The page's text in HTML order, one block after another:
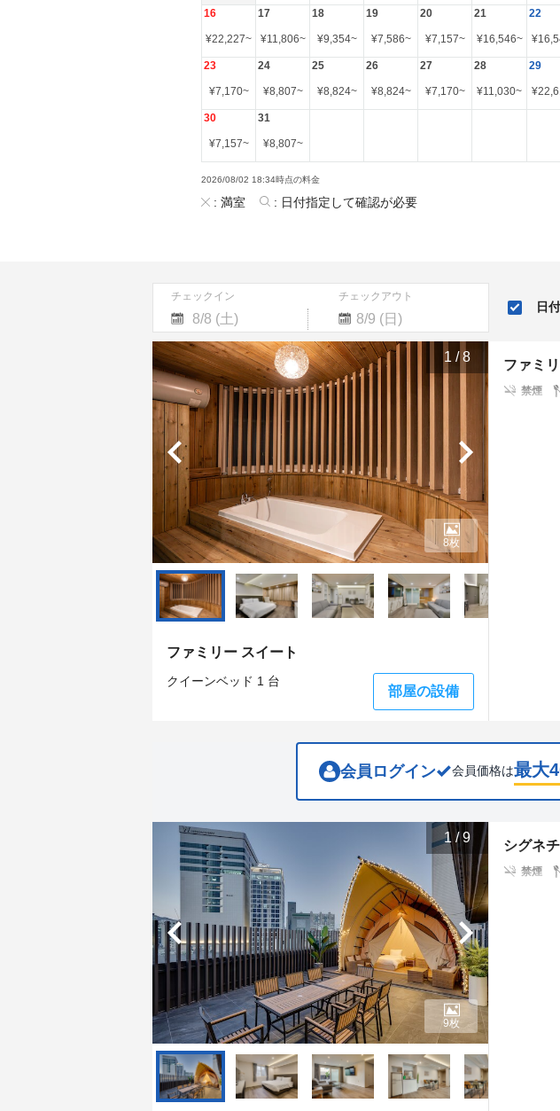
16
¥22,227~
17
¥11,806~
18
¥9,354~
19
¥7,586~
20
¥7,157~
21
¥16,546~
22
¥
23
¥7,170~
24
¥8,807~
25
¥8,824~
26
¥8,824~
27
¥7,170~
28
¥11,030~
29
¥
30
¥7,157~
31
¥8,807~
2026/08/02 18:34時点の料金
: 満室 : 日付指定して確認が必要
チェックイン チェックアウト
Navigate
forward
to
interact
with
the
calendar
and
select
a
date.
Press
the
question
mark
key
to
get
the
shortcuts
changing
Navigate
backward
to
interact
the
select
a
date.
Press
question
mark
key
to
get
changing
日
1 /8
ファミリー スイート
クイーンベッド 1 台
部屋の設備
8枚
ファミ
禁煙
会員ログイン 会員価格は最大
1/9
9枚
シグネ
禁煙